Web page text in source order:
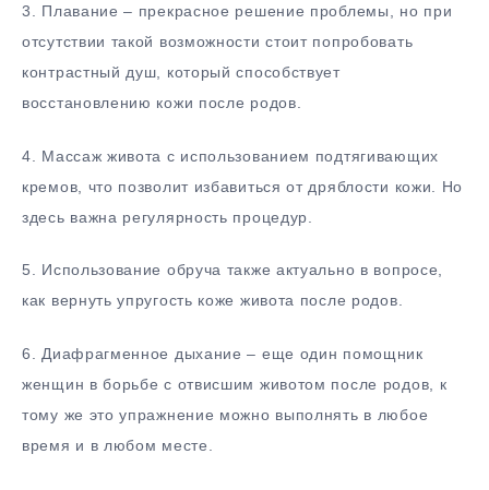
3. Плавание – прекрасное решение проблемы, но при
отсутствии такой возможности стоит попробовать
контрастный душ, который способствует
восстановлению кожи после родов.
4. Массаж живота с использованием подтягивающих
кремов, что позволит избавиться от дряблости кожи. Но
здесь важна регулярность процедур.
5. Использование обруча также актуально в вопросе,
как вернуть упругость коже живота после родов.
6. Диафрагменное дыхание – еще один помощник
женщин в борьбе с отвисшим животом после родов, к
тому же это упражнение можно выполнять в любое
время и в любом месте.